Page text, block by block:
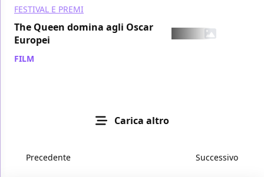
FESTIVAL E PREMI
The Queen domina agli Oscar
Europei
FILM
Carica altro
Precedente Successivo